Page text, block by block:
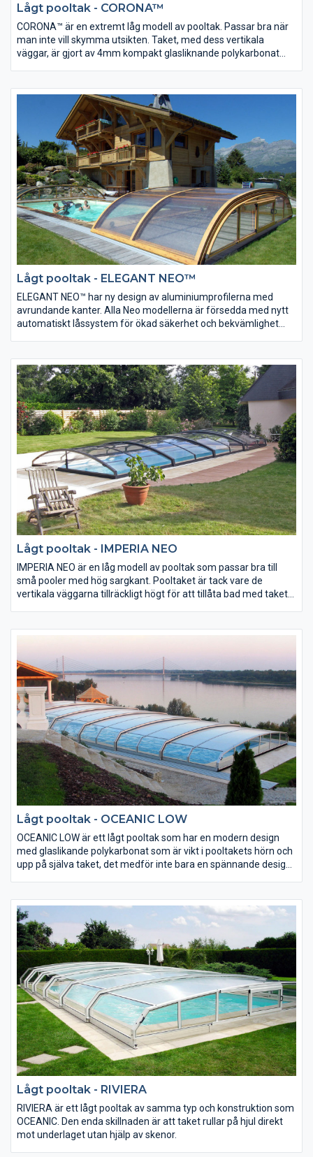
Lågt pooltak - CORONA™
CORONA™ är en extremt låg modell av pooltak. Passar bra när
man inte vill skymma utsikten. Taket, med dess vertikala
väggar, är gjort av 4mm kompakt glasliknande polykarbonat
Lågt pooltak - ELEGANT NEO™
ELEGANT NEO™ har ny design av aluminiumprofilerna med
avrundande kanter. Alla Neo modellerna är försedda med nytt
automatiskt låssystem för ökad säkerhet och bekvämlighet
Neo™ Line är nya varianter på våra modeller Elegant, Tropea,
Universe, Imperia samt Laguna. Dessa modeller av pooltak
tillverkas av aluminiumprofiler som är designade i ett modernt
formspråk för att ytterligare smälta in i poolmiljön.
Lågt pooltak - IMPERIA NEO
IMPERIA NEO är en låg modell av pooltak som passar bra till
små pooler med hög sargkant. Pooltaket är tack vare de
vertikala väggarna tillräckligt högt för att tillåta bad med taket
Lågt pooltak - OCEANIC LOW
OCEANIC LOW är ett lågt pooltak som har en modern design
med glaslikande polykarbonat som är vikt i pooltakets hörn och
upp på själva taket, det medför inte bara en spännande design,
Man kan välja mellan ett tak som är helt i 4mm kompakt
”glasliknande” polykarbonat eller att t.e.x. välja kanalplast uppe
på själva taket för bättre isolering.
Lågt pooltak - RIVIERA
​​​RIVIERA är ett lågt pooltak av samma typ och konstruktion som
OCEANIC. Den enda skillnaden är att taket rullar på hjul direkt
mot underlaget utan hjälp av skenor.